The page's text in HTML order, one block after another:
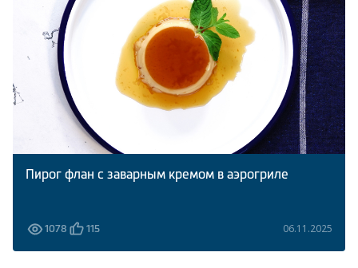
Пирог флан с заварным кремом в аэрогриле
1078 115 06.11.2025